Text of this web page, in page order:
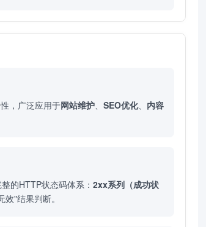
，广泛应用于网站维护 SEO优化、 内容
的HTTP状态码体系： 2xx系列（成功状
"结果判断。